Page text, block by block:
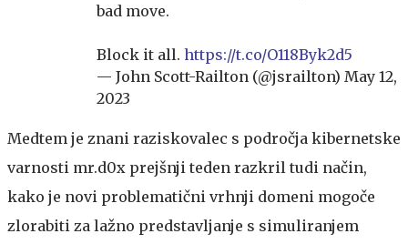
bad move.
Block it all. https://t.co/O118Byk2d5
— John Scott-Railton (@jsrailton) May 12,
2023
Medtem je znani raziskovalec s področja kibernetske
varnosti mr.d0x prejšnji teden razkril tudi način,
kako je novi problematični vrhnji domeni mogoče
zlorabiti za lažno predstavljanje s simuliranjem